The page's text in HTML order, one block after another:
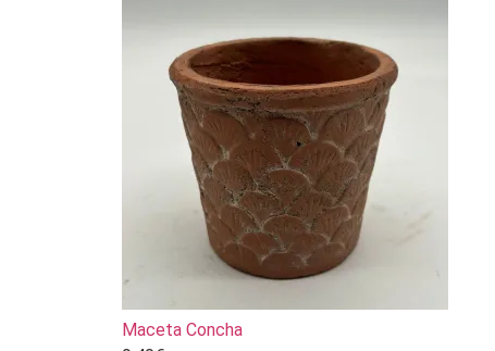
Maceta Concha